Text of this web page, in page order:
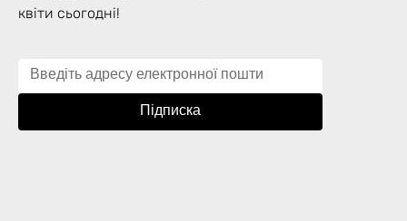
квіти сьогодні!
Підписка